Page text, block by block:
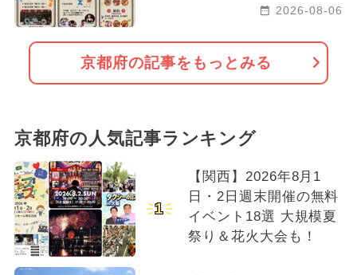
2026-08-06
京都府の記事をもっとみる
京都府の人気記事ランキング
1
【関西】2026年8月1
日・2日週末開催の無料
イベント18選 大規模夏
祭り＆花火大会も！